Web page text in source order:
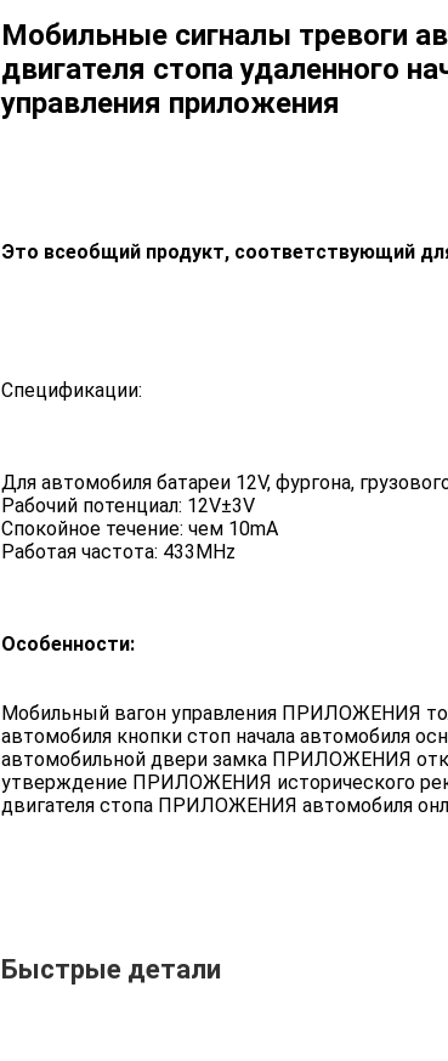
Мобильные сигналы тревоги
двигателя стопа удаленного
управления приложения
Это всеобщий продукт, соответствующий
Спецификации:
Для автомобиля батареи 12V, фургона,
Рабочий потенциал: 12V±3V
Спокойное течение: чем 10mA
Работая частота: 433MHz
Особенности:
Мобильный вагон управления ПРИЛОЖЕНИЯ
автомобиля кнопки стоп начала автомобиля
автомобильной двери замка ПРИЛОЖЕНИЯ
утверждение ПРИЛОЖЕНИЯ исторического
двигателя стопа ПРИЛОЖЕНИЯ автомобиля
Быстрые детали